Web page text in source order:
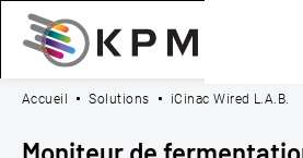
Accueil Solutions iCinac Wired L.A.B.